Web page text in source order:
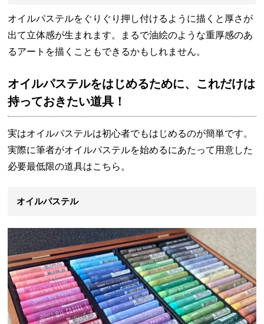
オイルパステルをぐりぐり押し付けるように描くと厚さが
出て立体感が生まれます。まるで油絵のような重厚感のあ
るアートを描くこともできるかもしれません。
オイルパステルをはじめるために、これだけは
持っておきたい道具！
実はオイルパステルは初心者でもはじめるのが簡単です。
実際に筆者がオイルパステルを始めるにあたって用意した
必要最低限の道具はこちら。
オイルパステル